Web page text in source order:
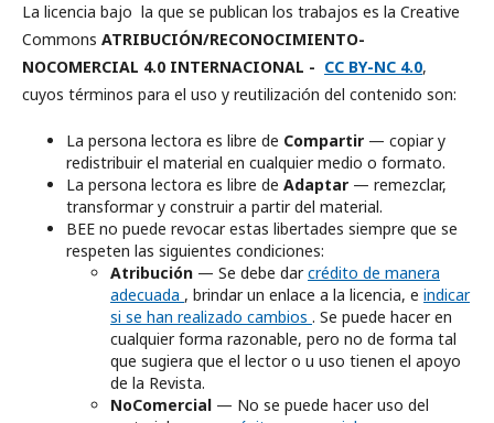
La licencia bajo la que se publican los trabajos es la Creative
Commons ATRIBUCIÓN/RECONOCIMIENTO-
NOCOMERCIAL 4.0 INTERNACIONAL - CC BY-NC 4.0,
cuyos términos para el uso y reutilización del contenido son:
La persona lectora es libre de Compartir — copiar y
redistribuir el material en cualquier medio o formato.
La persona lectora es libre de Adaptar — remezclar,
transformar y construir a partir del material.
BEE no puede revocar estas libertades siempre que se
respeten las siguientes condiciones:
Atribución — Se debe darcrédito de manera
adecuada , brindar un enlace a la licencia, e indicar
si se han realizado cambios . Se puede hacer en
cualquier forma razonable, pero no de forma tal
que sugiera que el lector o u uso tienen el apoyo
de la Revista.
NoComercial — No se puede hacer uso del